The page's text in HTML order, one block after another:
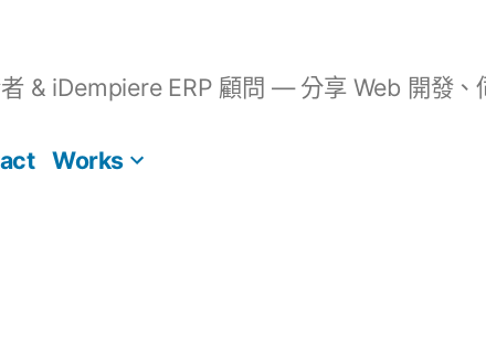
& iDempiere ERP 顧問 — 分享 Web 開發、
Works